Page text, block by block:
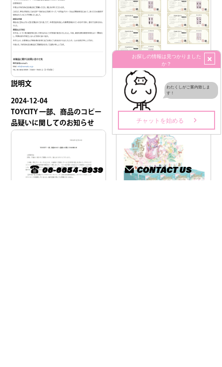
説明文
版権証明書
2024-12-04
TOYCITY 一部、商品のコピー
品疑いに関してのお知らせ
2024-07-24
Nanci販売中です
06-6654-8939 CONTACT US